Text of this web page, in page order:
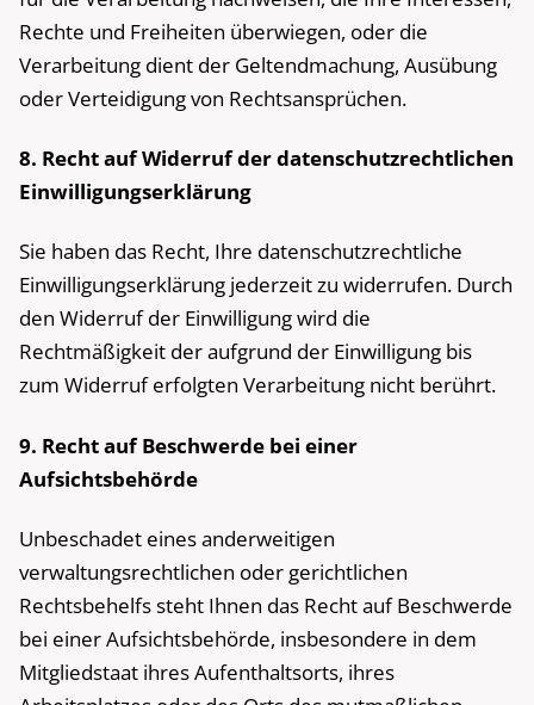
Rechte und Freiheiten überwiegen, oder die
Verarbeitung dient der Geltendmachung, Ausübung
oder Verteidigung von Rechtsansprüchen.
8. Recht auf Widerruf der datenschutzrechtlichen
Einwilligungserklärung
Sie haben das Recht, Ihre datenschutzrechtliche
Einwilligungserklärung jederzeit zu widerrufen. Durch
den Widerruf der Einwilligung wird die
Rechtmäßigkeit der aufgrund der Einwilligung bis
zum Widerruf erfolgten Verarbeitung nicht berührt.
9. Recht auf Beschwerde bei einer
Aufsichtsbehörde
Unbeschadet eines anderweitigen
verwaltungsrechtlichen oder gerichtlichen
Rechtsbehelfs steht Ihnen das Recht auf Beschwerde
bei einer Aufsichtsbehörde, insbesondere in dem
Mitgliedstaat ihres Aufenthaltsorts, ihres